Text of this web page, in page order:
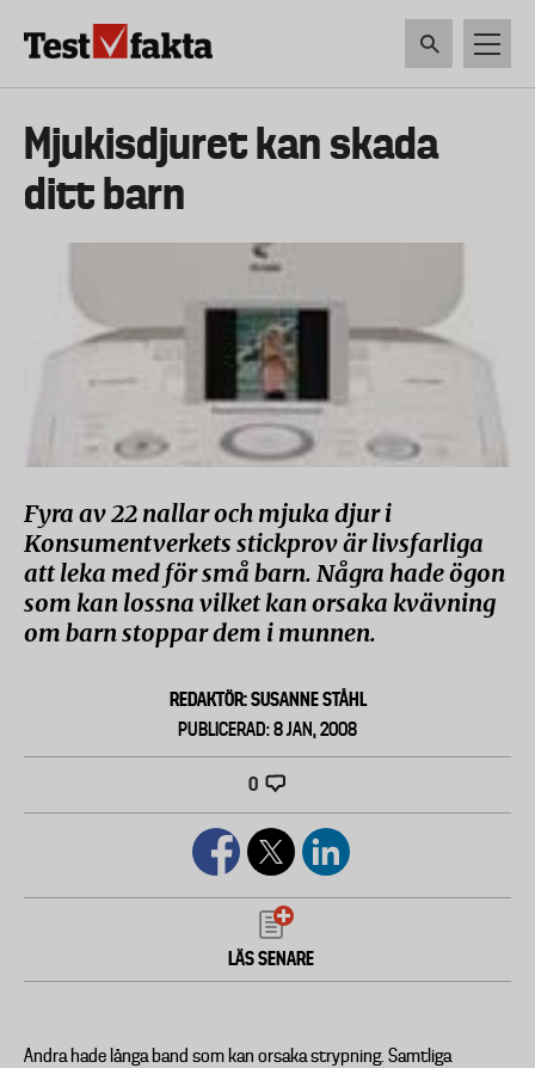
Huvudmeny
ny
Mjukisdjuret kan skada
ditt barn
Fyra av 22 nallar och mjuka djur i
Konsumentverkets stickprov är livsfarliga
att leka med för små barn. Några hade ögon
som kan lossna vilket kan orsaka kvävning
om barn stoppar dem i munnen.
REDAKTÖR: SUSANNE STÅHL
PUBLICERAD: 8 JAN, 2008
0
LÄS SENARE
Andra hade långa band som kan orsaka strypning. Samtliga